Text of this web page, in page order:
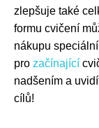
zlepšuje také
formu cvičení
nákupu
pro začínající
nadšením a
cílů!